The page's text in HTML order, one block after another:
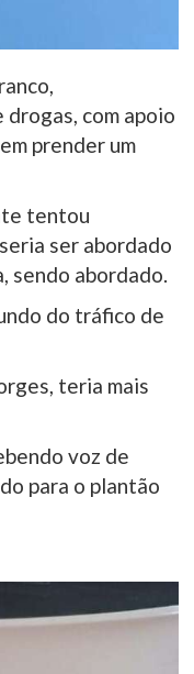
com apoio
prender um
tentou
ser abordado
sendo abordado.
do tráfico de
teria mais
voz de
para o plantão